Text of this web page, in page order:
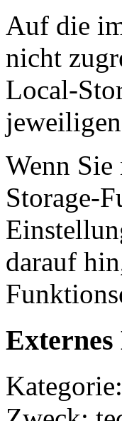
Auf die
nicht
Local-
Wenn
Storage-
darauf
Externes